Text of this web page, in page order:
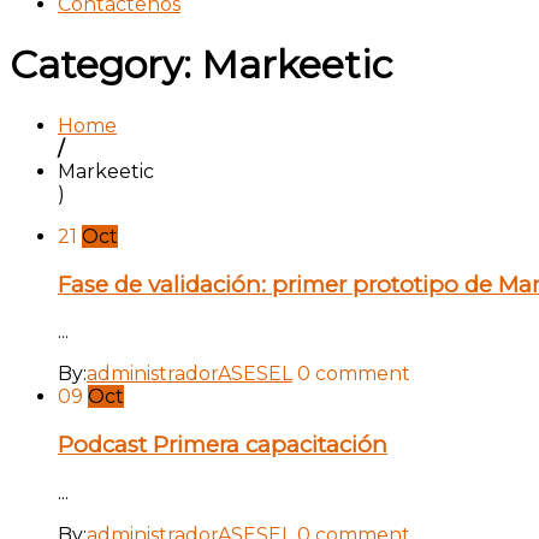
Category: Markeetic
Home
/
Markeetic
)
21 Oct
Fase de validación: primer prototipo de
...
By:administradorASESEL 0 comment
09 Oct
Podcast Primera capacitación
...